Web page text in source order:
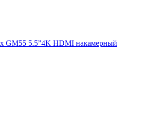
GM55 5.5”4K HDMI накамерный